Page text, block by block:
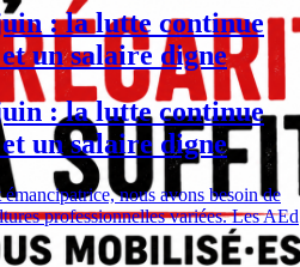
: la lutte continue
un salaire digne
: la lutte continue
un salaire digne
nous avons besoin de
professionnelles variées. Les AEd